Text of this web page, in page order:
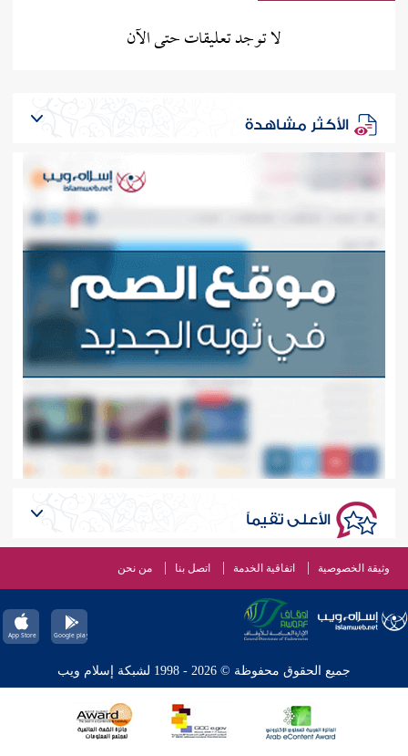
لا توجد تعليقات حتى الآن
الأكثر مشاهدة
الأعلى تقيماً
وثيقة الخصوصية اتفاقية الخدمة اتصل بنا من نحن
جميع الحقوق محفوظة © 2026 - 1998 لشبكة إسلام ويب